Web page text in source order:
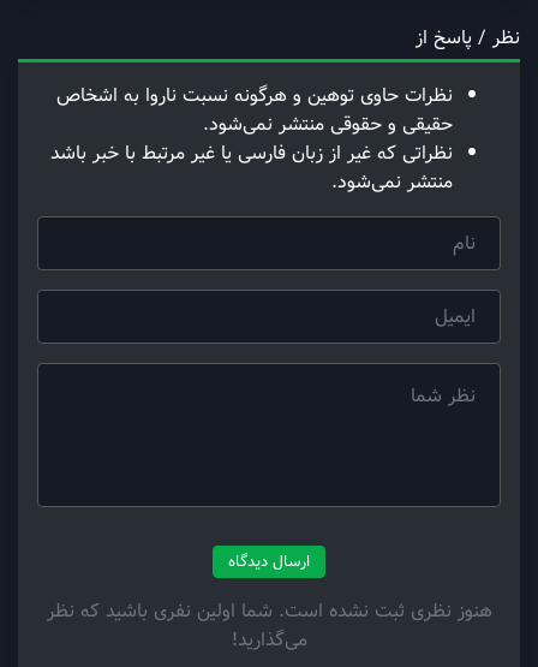
نظر / پاسخ از
نظرات حاوی توهین و هرگونه نسبت ناروا به اشخاص
حقیقی و حقوقی منتشر نمی‌شود.
نظراتی که غیر از زبان فارسی یا غیر مرتبط با خبر باشد
منتشر نمی‌شود.
ارسال دیدگاه
هنوز نظری ثبت نشده است. شما اولین نفری باشید که نظر
می‌گذارید!